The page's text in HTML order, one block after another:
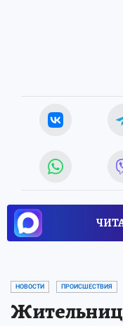
НОВОСТИ ПРОИСШЕСТВИЯ